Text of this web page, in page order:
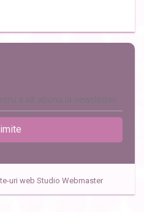
uri web Studio Webmaster